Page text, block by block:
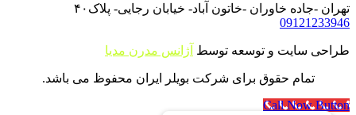
تهران -جاده خاوران -خاتون آباد- خیابان رجایی- پلاک۴۰
09121233946
طراحی سایت و توسعه توسط آژانس مدرن مدیا
تمام حقوق برای شرکت بویلر ایران محفوظ می باشد.
Call Now Button